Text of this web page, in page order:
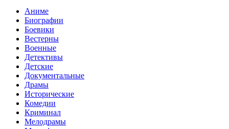
Аниме
Биографии
Боевики
Вестерны
Военные
Детективы
Детские
Документальные
Драмы
Исторические
Комедии
Криминал
Мелодрамы